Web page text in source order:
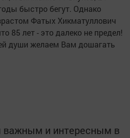
быстро бегут. Однако
Фатых Хикматуллович
85 лет - это далеко не предел!
души желаем Вам дошагать
и интересным в